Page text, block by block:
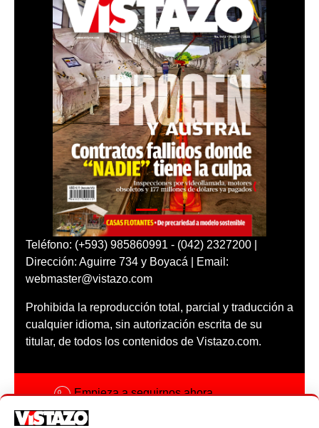
Teléfono: (+593) 985860991 - (042) 2327200 |
Dirección: Aguirre 734 y Boyacá | Email:
webmaster@vistazo.com
Prohibida la reproducción total, parcial y traducción a
cualquier idioma, sin autorización escrita de su
titular, de todos los contenidos de Vistazo.com.
Empieza a seguirnos ahora